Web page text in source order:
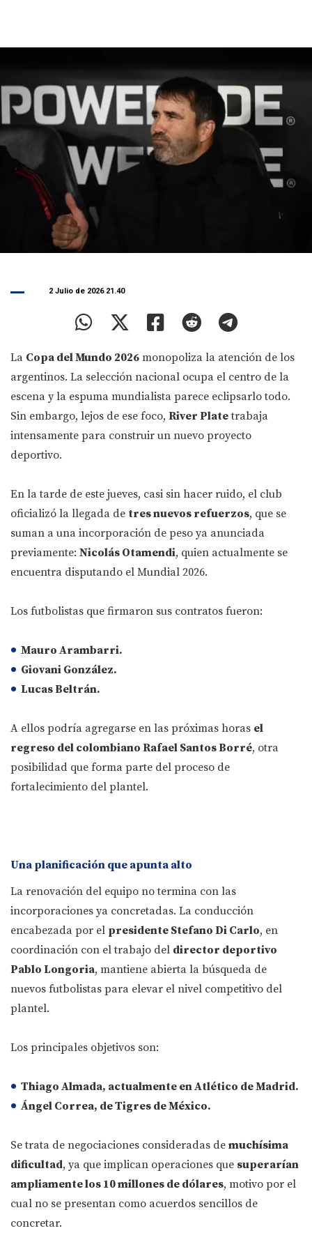
2 Julio de 2026 21.40
La Copa del Mundo 2026 monopoliza la atención de los
argentinos. La selección nacional ocupa el centro de la
escena y la espuma mundialista parece eclipsarlo todo.
Sin embargo, lejos de ese foco, River Platetrabaja
intensamente para construir un nuevo proyecto
deportivo.
En la tarde de este jueves, casi sin hacer ruido, el club
oficializó la llegada de tres nuevos refuerzos, que se
suman a una incorporación de peso ya anunciada
previamente: Nicolás Otamendi, quien actualmente se
encuentra disputando el Mundial 2026.
Los futbolistas que firmaron sus contratos fueron:
Mauro Arambarri.
Giovani González.
Lucas Beltrán.
A ellos podría agregarse en las próximas horas el
regreso del colombiano Rafael Santos Borré, otra
posibilidad que forma parte del proceso de
fortalecimiento del plantel.
Una planificación que apunta alto
La renovación del equipo no termina con las
incorporaciones ya concretadas. La conducción
encabezada por el presidente Stefano Di Carlo, en
coordinación con el trabajo del director deportivo
Pablo Longoria, mantiene abierta la búsqueda de
nuevos futbolistas para elevar el nivel competitivo del
plantel.
Los principales objetivos son:
Thiago Almada, actualmente en Atlético de Madrid.
Ángel Correa, de Tigres de México.
Se trata de negociaciones consideradas de muchísima
dificultad, ya que implican operaciones que superarían
ampliamente los 10 millones de dólares, motivo por el
cual no se presentan como acuerdos sencillos de
concretar.